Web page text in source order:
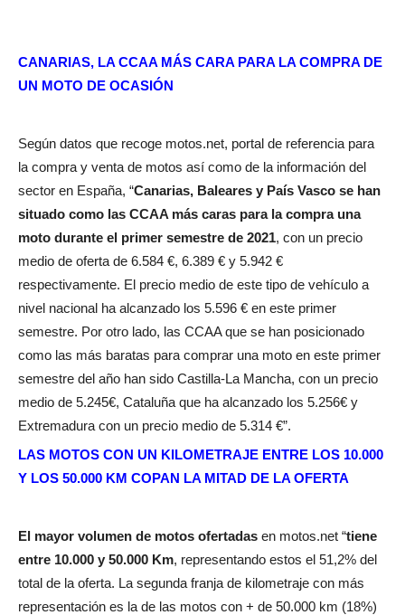
CANARIAS, LA CCAA MÁS CARA PARA LA COMPRA DE
UN MOTO DE OCASIÓN
Según datos que recoge motos.net, portal de referencia para
la compra y venta de motos así como de la información del
sector en España, “Canarias, Baleares y País Vasco se han
situado como las CCAA más caras para la compra una
moto durante el primer semestre de 2021, con un precio
medio de oferta de 6.584 €, 6.389 € y 5.942 €
respectivamente. El precio medio de este tipo de vehículo a
nivel nacional ha alcanzado los 5.596 € en este primer
semestre. Por otro lado, las CCAA que se han posicionado
como las más baratas para comprar una moto en este primer
semestre del año han sido Castilla-La Mancha, con un precio
medio de 5.245€, Cataluña que ha alcanzado los 5.256€ y
Extremadura con un precio medio de 5.314 €”.
LAS MOTOS CON UN KILOMETRAJE ENTRE LOS 10.000
Y LOS 50.000 KM COPAN LA MITAD DE LA OFERTA
El mayor volumen de motos ofertadas en motos.net “tiene
entre 10.000 y 50.000 Km, representando estos el 51,2% del
total de la oferta. La segunda franja de kilometraje con más
representación es la de las motos con + de 50.000 km (18%)